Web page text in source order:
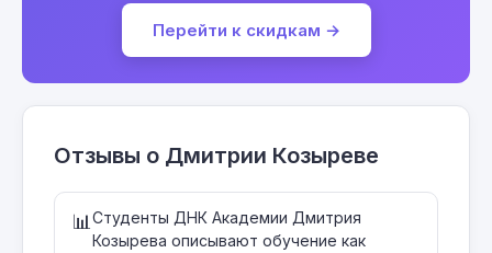
Перейти к скидкам →
Отзывы о Дмитрии Козыреве
📊 Студенты ДНК Академии Дмитрия
Козырева описывают обучение как